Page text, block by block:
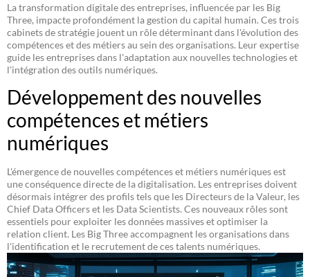
La transformation digitale des entreprises, influencée par les Big
Three, impacte profondément la gestion du capital humain. Ces trois
cabinets de stratégie jouent un rôle déterminant dans l'évolution des
compétences et des métiers au sein des organisations. Leur expertise
guide les entreprises dans l'adaptation aux nouvelles technologies et
l'intégration des outils numériques.
Développement des nouvelles
compétences et métiers
numériques
L'émergence de nouvelles compétences et métiers numériques est
une conséquence directe de la digitalisation. Les entreprises doivent
désormais intégrer des profils tels que les Directeurs de la Valeur, les
Chief Data Officers et les Data Scientists. Ces nouveaux rôles sont
essentiels pour exploiter les données massives et optimiser la
relation client. Les Big Three accompagnent les organisations dans
l'identification et le recrutement de ces talents numériques.